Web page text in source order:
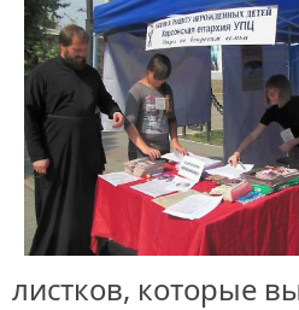
Церковь и власть
Церковь и общество
Церковь и СМИ
листков, которые